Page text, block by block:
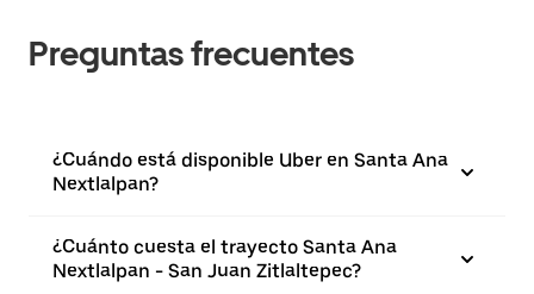
Preguntas frecuentes
¿Cuándo está disponible Uber en Santa Ana
Nextlalpan?
¿Cuánto cuesta el trayecto Santa Ana
Nextlalpan - San Juan Zitlaltepec?